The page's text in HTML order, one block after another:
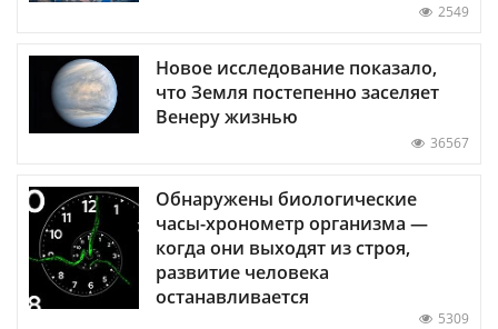
2549
Новое исследование показало,
что Земля постепенно заселяет
Венеру жизнью
36567
Обнаружены биологические
часы-хронометр организма —
когда они выходят из строя,
развитие человека
останавливается
5309